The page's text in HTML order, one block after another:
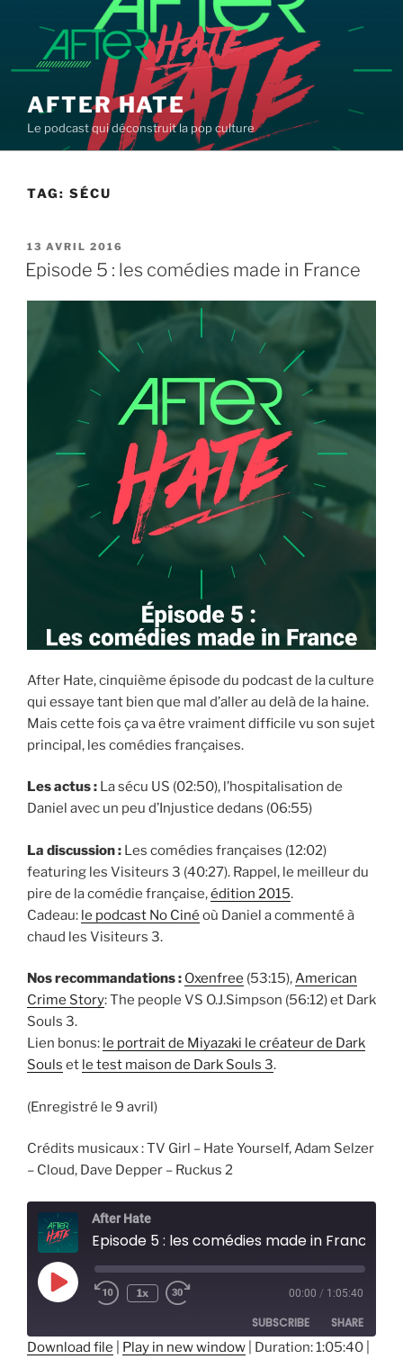
contenu
principal
AFTER HATE
Le podcast qui déconstruit la pop culture
TAG: SÉCU
PUBLIÉ
LE
13 AVRIL 2016
Episode 5 : les comédies made in France
After Hate, cinquième épisode du podcast de la culture
qui essaye tant bien que mal d’aller au delà de la haine.
Mais cette fois ça va être vraiment difficile vu son sujet
principal, les comédies françaises.
Les actus : La sécu US (02:50), l’hospitalisation de
Daniel avec un peu d’Injustice dedans (06:55)
La discussion : Les comédies françaises (12:02)
featuring les Visiteurs 3 (40:27). Rappel, le meilleur du
pire de la comédie française,édition 2015.
Cadeau: le podcast No Ciné où Daniel a commenté à
chaud les Visiteurs 3.
Nos recommandations : Oxenfree (53:15),American
Crime Story: The people VS O.J.Simpson (56:12) et Dark
Souls 3.
Lien bonus: le portrait de Miyazaki le créateur de Dark
Souls et le test maison de Dark Souls 3.
(Enregistré le 9 avril)
Crédits musicaux :TV Girl – Hate Yourself,Adam Selzer
– Cloud, Dave Depper – Ruckus 2
After Hate
Episode 5 : les comédies made in France
Play
Episode
1x 00:00 / 1:05:40
SUBSCRIBE SHARE
Download file Play in new window Duration: 1:05:40